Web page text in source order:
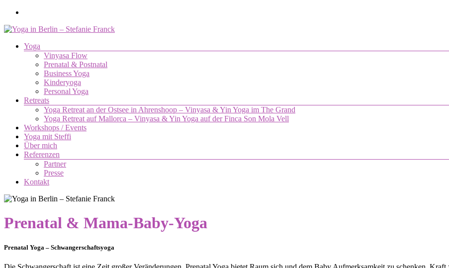
Zum
springen
Yoga
Stefanie
Franck
Verbindung
Körper,
Seele.
Menü
Yoga
Vinyasa Flow
Prenatal & Postnatal
Business Yoga
Kinderyoga
Personal Yoga
Retreats
Yoga Retreat an der Ostsee in Ahrenshoop – Vinyasa & Yin Yoga im The Grand
Yoga Retreat auf Mallorca – Vinyasa & Yin Yoga auf der Finca Son Mola Vell
Workshops / Events
Yoga mit Steffi
Über mich
Referenzen
Partner
Presse
Kontakt
Prenatal & Mama-Baby-Yoga
Prenatal Yoga – Schwangerschaftsyoga